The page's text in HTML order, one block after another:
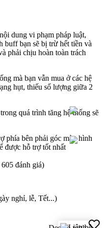
dung vi phạm pháp luật,
buff bạn sẽ bị trừ hết tiền và
phải chịu hoàn toàn trách
mà bạn vẫn mua ở các hệ
hụt, thiếu số lượng giữa 2
quá trình tăng hệ thống sẽ
phía bên phải góc màn hình
được hỗ trợ tốt nhất
605 đánh giá)
nghỉ, lễ, Tết...)